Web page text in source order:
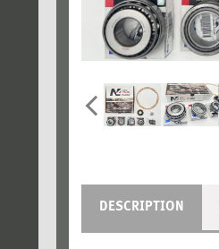
DESCRIPTION